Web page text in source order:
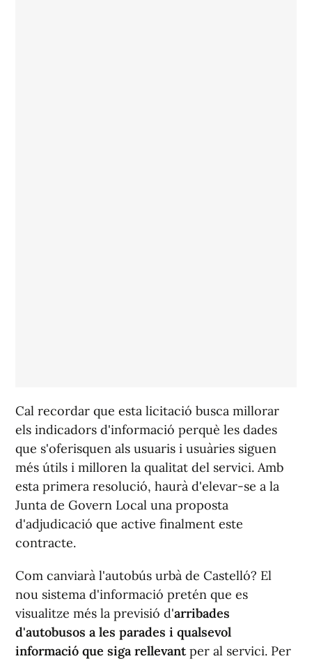
Cal recordar que esta licitació busca millorar
els indicadors d'informació perquè les dades
que s'oferisquen als usuaris i usuàries siguen
més útils i milloren la qualitat del servici. Amb
esta primera resolució, haurà d'elevar-se a la
Junta de Govern Local una proposta
d'adjudicació que active finalment este
contracte.
Com canviarà l'autobús urbà de Castelló? El
nou sistema d'informació pretén que es
visualitze més la previsió d'arribades
d'autobusos a les parades i qualsevol
informació que siga rellevantper al servici. Per